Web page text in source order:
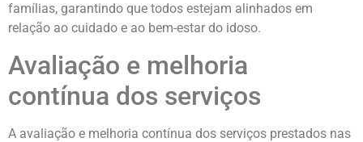
famílias, garantindo que todos estejam alinhados em
relação ao cuidado e ao bem-estar do idoso.
Avaliação e melhoria
contínua dos serviços
A avaliação e melhoria contínua dos serviços prestados nas